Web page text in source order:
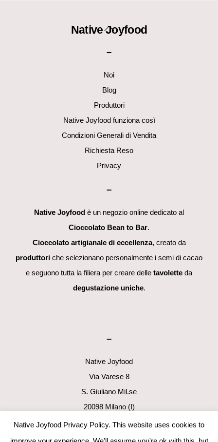
Back
Native Joyfood
–
Noi
Blog
Produttori
Native Joyfood funziona così
Condizioni Generali di Vendita
Richiesta Reso
Privacy
–
Native Joyfood è un negozio online dedicato al
Cioccolato Bean to Bar.
Cioccolato artigianale di eccellenza, creato da
produttori che selezionano personalmente i semi di cacao
e seguono tutta la filiera per creare delle tavolette da
degustazione uniche.
–
Native Joyfood
Via Varese 8
S. Giuliano Mil.se
20098 Milano (I)
p.i. 06411160960
info@nativejoyfood.com
Native Joyfood Privacy Policy. This website uses cookies to